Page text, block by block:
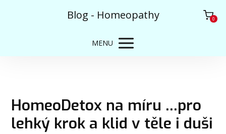
Blog - Homeopathy 0
MENU
HomeoDetox na míru …pro
lehký krok a klid v těle i duši